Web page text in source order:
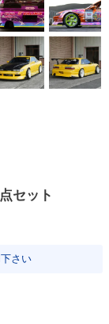
セット
さい